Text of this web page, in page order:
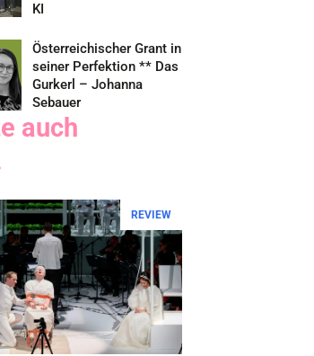
KI
Österreichischer Grant in
seiner Perfektion ** Das
Gurkerl – Johanna
Sebauer
auch
REVIEW